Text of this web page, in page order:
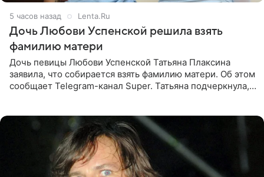
5 часов назад Lenta.Ru
Дочь Любови Успенской решила взять
фамилию матери
Дочь певицы Любови Успенской Татьяна Плаксина
заявила, что собирается взять фамилию матери. Об этом
сообщает Telegram-канал Super. Татьяна подчеркнула,